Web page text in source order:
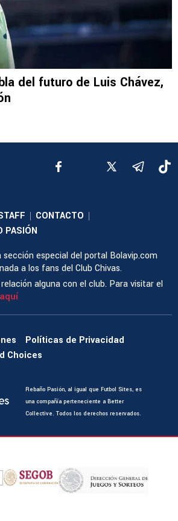
del futuro de Luis Chávez,
| CONTACTO |
PASIÓN
sección especial del portal Bolavip.com
a los fans del Club Chivas.
alguna con el club. Para visitar el
Políticas de Privacidad
Choices
Rebaño Pasión, al igual que Futbol Sites, es
una compañía perteneciente a Better
Collective. Todos los derechos reservados.